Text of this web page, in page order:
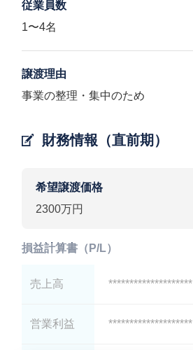
従業員数
1〜4名
譲渡理由
事業の整理・集中のため
財務情報（直前期）
希望譲渡価格
2300万円
損益計算書（P/L）
売上高 ********************
営業利益 ********************